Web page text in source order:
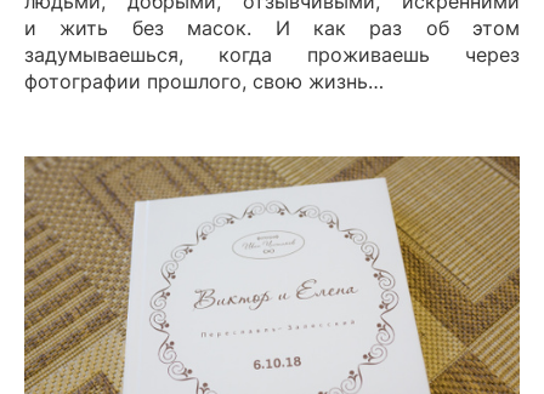
и жить без масок. И как раз об этом
задумываешься, когда проживаешь через
фотографии прошлого, свою жизнь…